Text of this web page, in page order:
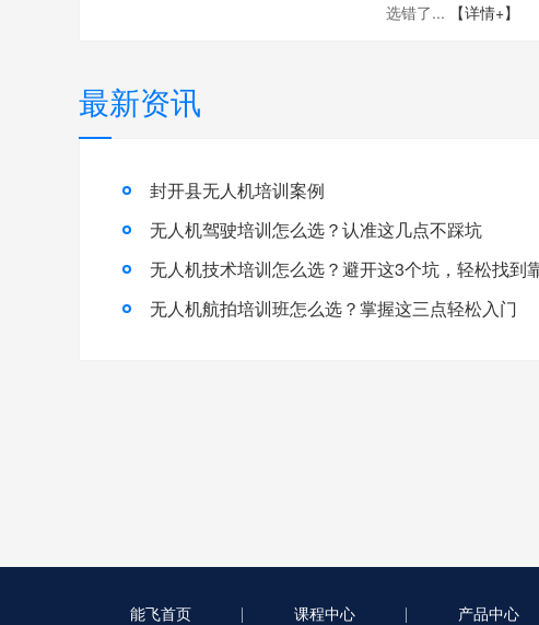
选错了...
【详情+】
最新资讯
封开县无人机培训案例
无人机驾驶培训怎么选？认准这几点不踩坑
无人机航拍培训班怎么选？掌握这三点轻松入门
能飞首页 课程中心 产品中心